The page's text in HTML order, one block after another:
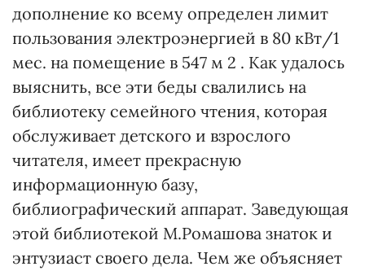
дополнение ко всему определен лимит
пользования электроэнергией в 80 кВт/1
мес. на помещение в 547 м 2 . Как удалось
выяснить, все эти беды свалились на
библиотеку семейного чтения, которая
обслуживает детского и взрослого
читателя, имеет прекрасную
информационную базу,
библиографический аппарат. Заведующая
этой библиотекой М.Ромашова знаток и
энтузиаст своего дела. Чем же объясняет